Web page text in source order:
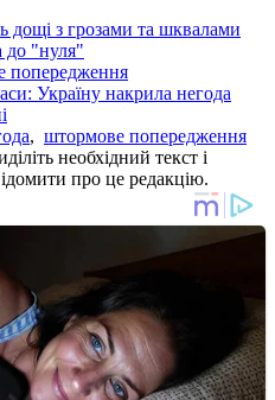
дощі з грозами та шквалами
до "нуля"
попередження
Україну накрила негода
, штормове попередження
необхідний текст і
про це редакцію.